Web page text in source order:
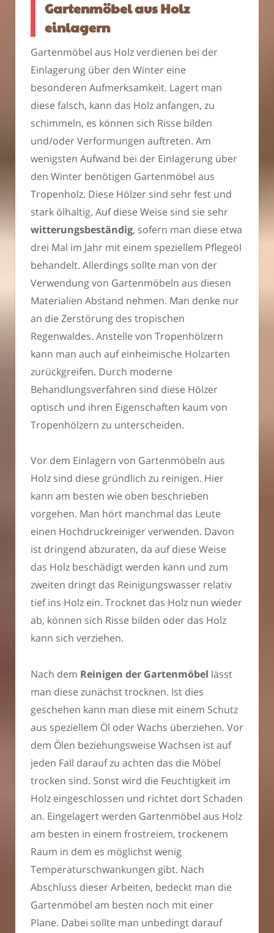
Gartenmöbel aus Holz
einlagern
Gartenmöbel aus Holz verdienen bei der
Einlagerung über den Winter eine
besonderen Aufmerksamkeit. Lagert man
diese falsch, kann das Holz anfangen, zu
schimmeln, es können sich Risse bilden
und/oder Verformungen auftreten. Am
wenigsten Aufwand bei der Einlagerung über
den Winter benötigen Gartenmöbel aus
Tropenholz. Diese Hölzer sind sehr fest und
stark ölhaltig. Auf diese Weise sind sie sehr
witterungsbeständig, sofern man diese etwa
drei Mal im Jahr mit einem speziellem Pflegeöl
behandelt. Allerdings sollte man von der
Verwendung von Gartenmöbeln aus diesen
Materialien Abstand nehmen. Man denke nur
an die Zerstörung des tropischen
Regenwaldes. Anstelle von Tropenhölzern
kann man auch auf einheimische Holzarten
zurückgreifen. Durch moderne
Behandlungsverfahren sind diese Hölzer
optisch und ihren Eigenschaften kaum von
Tropenhölzern zu unterscheiden.
Vor dem Einlagern von Gartenmöbeln aus
Holz sind diese gründlich zu reinigen. Hier
kann am besten wie oben beschrieben
vorgehen. Man hört manchmal das Leute
einen Hochdruckreiniger verwenden. Davon
ist dringend abzuraten, da auf diese Weise
das Holz beschädigt werden kann und zum
zweiten dringt das Reinigungswasser relativ
tief ins Holz ein. Trocknet das Holz nun wieder
ab, können sich Risse bilden oder das Holz
kann sich verziehen.
Nach dem Reinigen der Gartenmöbel lässt
man diese zunächst trocknen. Ist dies
geschehen kann man diese mit einem Schutz
aus speziellem Öl oder Wachs überziehen. Vor
dem Ölen beziehungsweise Wachsen ist auf
jeden Fall darauf zu achten das die Möbel
trocken sind. Sonst wird die Feuchtigkeit im
Holz eingeschlossen und richtet dort Schaden
an. Eingelagert werden Gartenmöbel aus Holz
am besten in einem frostreiem, trockenem
Raum in dem es möglichst wenig
Temperaturschwankungen gibt. Nach
Abschluss dieser Arbeiten, bedeckt man die
Gartenmöbel am besten noch mit einer
Plane. Dabei sollte man unbedingt darauf